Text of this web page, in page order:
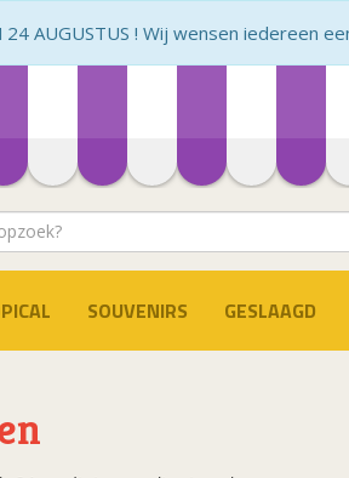
24 AUGUSTUS ! Wij wensen iedereen
SOUVENIRS GESLAAGD